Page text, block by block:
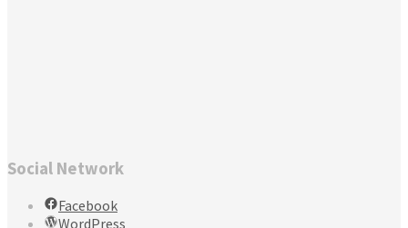
Social Network
Facebook
WordPress